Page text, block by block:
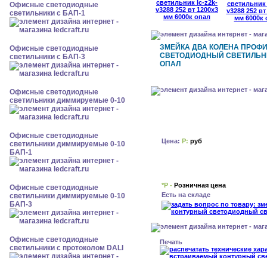
Офисные светодиодные
светильники с БАП-1
Офисные светодиодные
светильники с БАП-3
Офисные светодиодные
светильники диммируемые 0-10
Офисные светодиодные
светильники диммируемые 0-10
БАП-1
Офисные светодиодные
светильники диммируемые 0-10
БАП-3
Офисные светодиодные
светильники с протоколом DALI
ЗМЕЙКА ДВА КОЛЕНА
СВЕТОДИОДНЫЙ
ОПАЛ
Цена: Р: руб
*Р - Розничная цена
Есть на складе
Печать